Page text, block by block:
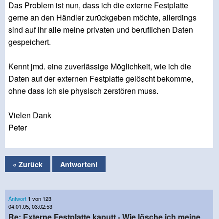
Das Problem ist nun, dass ich die externe Festplatte
gerne an den Händler zurückgeben möchte, allerdings
sind auf ihr alle meine privaten und beruflichen Daten
gespeichert.
Kennt jmd. eine zuverlässige Möglichkeit, wie ich die
Daten auf der externen Festplatte gelöscht bekomme,
ohne dass ich sie physisch zerstören muss.
Vielen Dank
Peter
« Zurück Antworten!
Antwort 1 von 123
04.01.05, 03:02:53